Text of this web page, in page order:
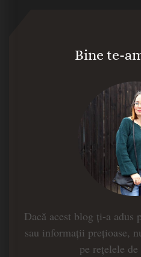
Bine te-
Dacă acest blog ți-a
sau informații prețioase,
pe rețelele